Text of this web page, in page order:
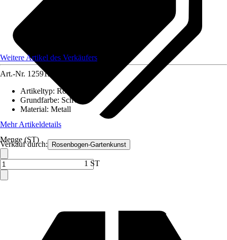
Verkauf durch: Rosenbogen-Gartenkunst
Weitere Artikel des Verkäufers
Art.-Nr. 12591250
Artikeltyp: Rosenbogen
Grundfarbe: Schwarz
Material: Metall
Mehr Artikeldetails
Menge (ST)
1 ST